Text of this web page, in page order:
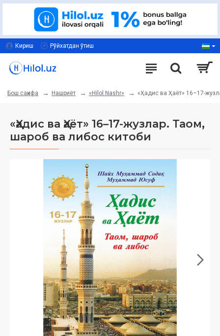
Кириш Рўйхатдан ўтиш
Бош саҳифа Нашриёт «Hilol Nashr» «Ҳадис ва Ҳаёт» 16–17-
«Ҳадис ва Ҳаёт» 16–17-жузлар. Таом,
шароб ва либос китоби